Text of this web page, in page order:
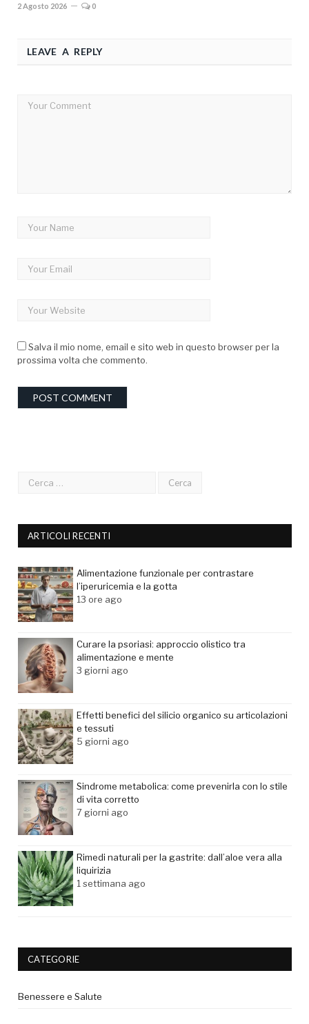
2 Agosto 2026 0
LEAVE A REPLY
Salva il mio nome, email e sito web in questo browser per la
prossima volta che commento.
ARTICOLI RECENTI
Alimentazione funzionale per contrastare
l’iperuricemia e la gotta
13 ore ago
Curare la psoriasi: approccio olistico tra
alimentazione e mente
3 giorni ago
Effetti benefici del silicio organico su articolazioni
e tessuti
5 giorni ago
Sindrome metabolica: come prevenirla con lo stile
di vita corretto
7 giorni ago
Rimedi naturali per la gastrite: dall’aloe vera alla
liquirizia
1 settimana ago
CATEGORIE
Benessere e Salute